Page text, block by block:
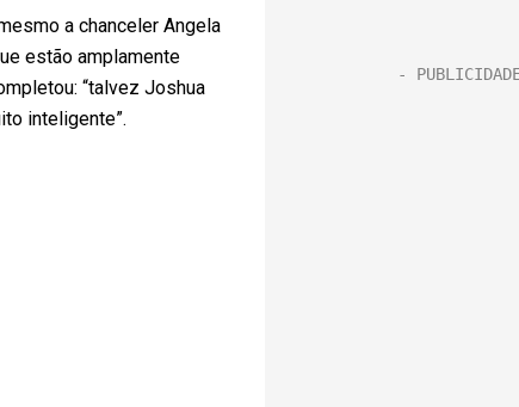
a chanceler Angela
estão amplamente
“talvez Joshua
inteligente”.